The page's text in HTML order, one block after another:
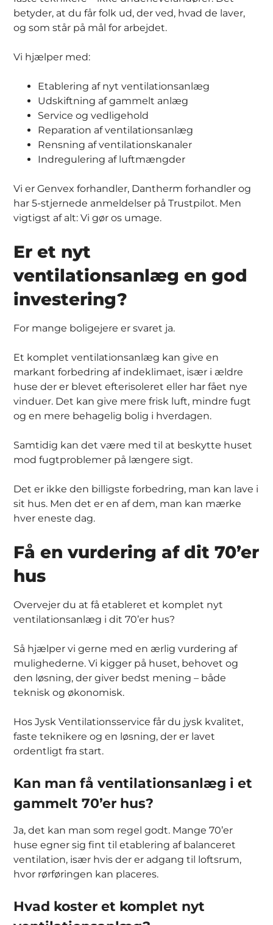
betyder, at du får folk ud, der ved, hvad de laver,
og som står på mål for arbejdet.
Vi hjælper med:
Etablering af nyt ventilationsanlæg
Udskiftning af gammelt anlæg
Service og vedligehold
Reparation af ventilationsanlæg
Rensning af ventilationskanaler
Indregulering af luftmængder
Vi er Genvex forhandler, Dantherm forhandler og
har 5-stjernede anmeldelser på Trustpilot. Men
vigtigst af alt: Vi gør os umage.
Er et nyt
ventilationsanlæg en god
investering?
For mange boligejere er svaret ja.
Et komplet ventilationsanlæg kan give en
markant forbedring af indeklimaet, især i ældre
huse der er blevet efterisoleret eller har fået nye
vinduer. Det kan give mere frisk luft, mindre fugt
og en mere behagelig bolig i hverdagen.
Samtidig kan det være med til at beskytte huset
mod fugtproblemer på længere sigt.
Det er ikke den billigste forbedring, man kan lave i
sit hus. Men det er en af dem, man kan mærke
hver eneste dag.
Få en vurdering af dit 70’er
hus
Overvejer du at få etableret et komplet nyt
ventilationsanlæg i dit 70’er hus?
Så hjælper vi gerne med en ærlig vurdering af
mulighederne. Vi kigger på huset, behovet og
den løsning, der giver bedst mening – både
teknisk og økonomisk.
Hos Jysk Ventilationsservice får du jysk kvalitet,
faste teknikere og en løsning, der er lavet
ordentligt fra start.
Kan man få ventilationsanlæg i et
gammelt 70’er hus?
Ja, det kan man som regel godt. Mange 70’er
huse egner sig fint til etablering af balanceret
ventilation, især hvis der er adgang til loftsrum,
hvor rørføringen kan placeres.
Hvad koster et komplet nyt